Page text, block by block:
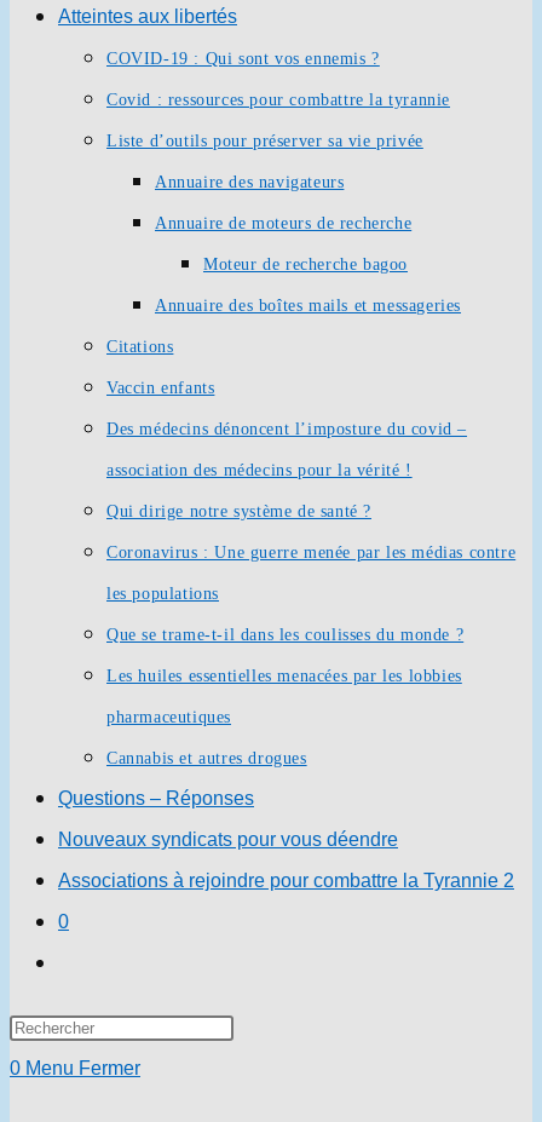
Atteintes aux libertés
COVID-19 : Qui sont vos ennemis ?
Covid : ressources pour combattre la tyrannie
Liste d’outils pour préserver sa vie privée
Annuaire des navigateurs
Annuaire de moteurs de recherche
Moteur de recherche bagoo
Annuaire des boîtes mails et messageries
Citations
Vaccin enfants
Des médecins dénoncent l’imposture du covid –
association des médecins pour la vérité !
Qui dirige notre système de santé ?
Coronavirus : Une guerre menée par les médias contre
les populations
Que se trame-t-il dans les coulisses du monde ?
Les huiles essentielles menacées par les lobbies
pharmaceutiques
Cannabis et autres drogues
Questions – Réponses
Nouveaux syndicats pour vous déendre
Associations à rejoindre pour combattre la Tyrannie 2
0
search
Press
0 Menu Fermer